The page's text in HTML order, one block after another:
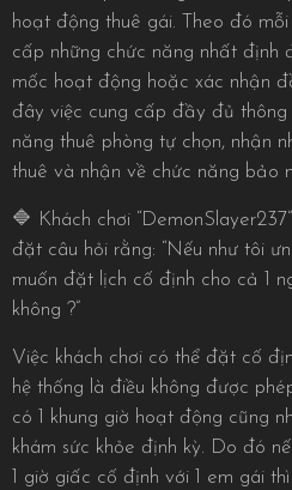
hoạt động thuê gái. Theo đó
cấp những chức năng nhất định
mốc hoạt động hoặc xác nhận
đây việc cung cấp đầy đủ thông
năng thuê phòng tự chọn, nhận
thuê và nhận về chức năng bảo
🔷 Khách chơi
đặt câu hỏi rằng: “Nếu như tôi
muốn đặt lịch cố định cho cả 1
không ?”
Việc khách chơi có thể đặt cố
hệ thống là điều không được
có 1 khung giờ hoạt động cũng
khám sức khỏe định kỳ. Do đó
1 giờ giấc cố định với 1 em gái